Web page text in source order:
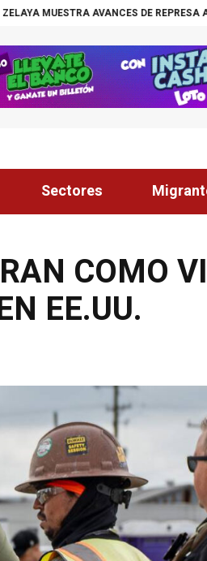
DE REPRESA A DIPUTADOS
Sectores
COMO
EE.UU.